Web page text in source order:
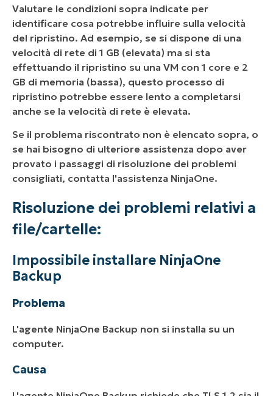
Valutare le condizioni sopra indicate per
identificare cosa potrebbe influire sulla velocità
del ripristino. Ad esempio, se si dispone di una
velocità di rete di 1 GB (elevata) ma si sta
effettuando il ripristino su una VM con 1 core e 2
GB di memoria (bassa), questo processo di
ripristino potrebbe essere lento a completarsi
anche se la velocità di rete è elevata.
Se il problema riscontrato non è elencato sopra, o
se hai bisogno di ulteriore assistenza dopo aver
provato i passaggi di risoluzione dei problemi
consigliati, contatta l'assistenza NinjaOne.
Risoluzione dei problemi relativi a
file/cartelle:
Impossibile installare NinjaOne
Backup
Problema
L'agente NinjaOne Backup non si installa su un
computer.
Causa